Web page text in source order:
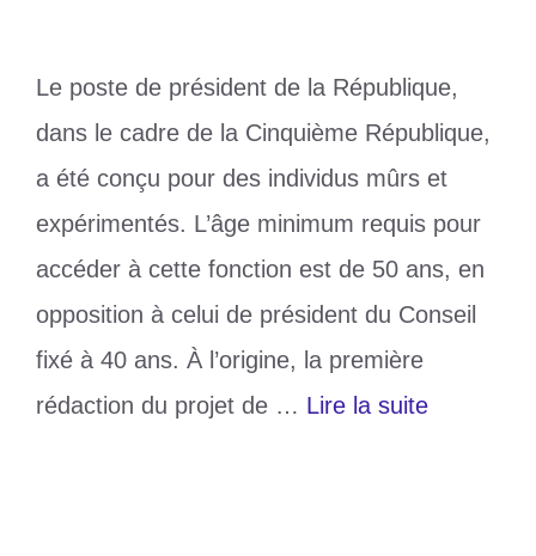
Le poste de président de la République,
dans le cadre de la Cinquième République,
a été conçu pour des individus mûrs et
expérimentés. L’âge minimum requis pour
accéder à cette fonction est de 50 ans, en
opposition à celui de président du Conseil
fixé à 40 ans. À l’origine, la première
rédaction du projet de … Lire la suite